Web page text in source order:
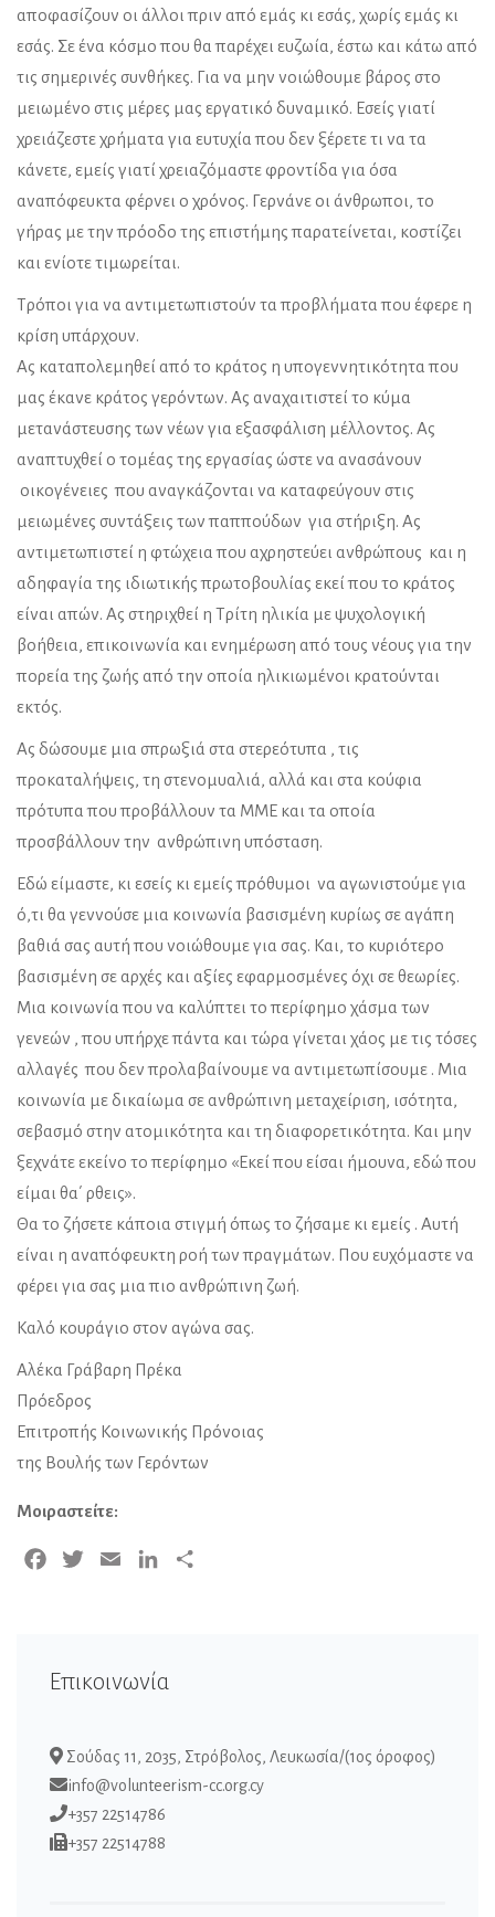
αποφασίζουν οι άλλοι πριν από εμάς κι εσάς, χωρίς εμάς κι
εσάς. Σε ένα κόσμο που θα παρέχει ευζωία, έστω και κάτω από
τις σημερινές συνθήκες. Για να μην νοιώθουμε βάρος στο
μειωμένο στις μέρες μας εργατικό δυναμικό. Εσείς γιατί
χρειάζεστε χρήματα για ευτυχία που δεν ξέρετε τι να τα
κάνετε, εμείς γιατί χρειαζόμαστε φροντίδα για όσα
αναπόφευκτα φέρνει ο χρόνος. Γερνάνε οι άνθρωποι, το
γήρας με την πρόοδο της επιστήμης παρατείνεται, κοστίζει
και ενίοτε τιμωρείται.
Τρόποι για να αντιμετωπιστούν τα προβλήματα που έφερε η
κρίση υπάρχουν.
Ας καταπολεμηθεί από το κράτος η υπογεννητικότητα που
μας έκανε κράτος γερόντων. Ας αναχαιτιστεί το κύμα
μετανάστευσης των νέων για εξασφάλιση μέλλοντος. Ας
αναπτυχθεί ο τομέας της εργασίας ώστε να ανασάνουν
οικογένειες που αναγκάζονται να καταφεύγουν στις
μειωμένες συντάξεις των παππούδων για στήριξη. Ας
αντιμετωπιστεί η φτώχεια που αχρηστεύει ανθρώπους και η
αδηφαγία της ιδιωτικής πρωτοβουλίας εκεί που το κράτος
είναι απών. Ας στηριχθεί η Τρίτη ηλικία με ψυχολογική
βοήθεια, επικοινωνία και ενημέρωση από τους νέους για την
πορεία της ζωής από την οποία ηλικιωμένοι κρατούνται
εκτός.
Ας δώσουμε μια σπρωξιά στα στερεότυπα , τις
προκαταλήψεις, τη στενομυαλιά, αλλά και στα κούφια
πρότυπα που προβάλλουν τα ΜΜΕ και τα οποία
προσβάλλουν την ανθρώπινη υπόσταση.
Εδώ είμαστε, κι εσείς κι εμείς πρόθυμοι να αγωνιστούμε για
ό,τι θα γεννούσε μια κοινωνία βασισμένη κυρίως σε αγάπη
βαθιά σας αυτή που νοιώθουμε για σας. Και, το κυριότερο
βασισμένη σε αρχές και αξίες εφαρμοσμένες όχι σε θεωρίες.
Μια κοινωνία που να καλύπτει το περίφημο χάσμα των
γενεών , που υπήρχε πάντα και τώρα γίνεται χάος με τις τόσες
αλλαγές που δεν προλαβαίνουμε να αντιμετωπίσουμε . Μια
κοινωνία με δικαίωμα σε ανθρώπινη μεταχείριση, ισότητα,
σεβασμό στην ατομικότητα και τη διαφορετικότητα. Και μην
ξεχνάτε εκείνο το περίφημο «Εκεί που είσαι ήμουνα, εδώ που
είμαι θα΄ ρθεις».
Θα το ζήσετε κάποια στιγμή όπως το ζήσαμε κι εμείς . Αυτή
είναι η αναπόφευκτη ροή των πραγμάτων. Που ευχόμαστε να
φέρει για σας μια πιο ανθρώπινη ζωή.
Καλό κουράγιο στον αγώνα σας.
Αλέκα Γράβαρη Πρέκα
Πρόεδρος
Επιτροπής Κοινωνικής Πρόνοιας
της Βουλής των Γερόντων
Μοιραστείτε:
Facebook
Twitter Email LinkedIn
Επικοινωνία
Σούδας 11, 2035, Στρόβολος, Λευκωσία/(1ος όροφος)
info@volunteerism-cc.org.cy
+357 22514786
+357 22514788